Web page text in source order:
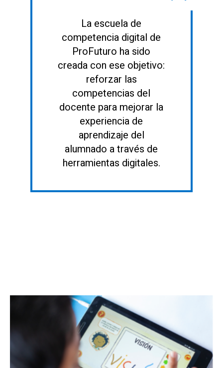
La escuela de
competencia digital de
ProFuturo ha sido
creada con ese objetivo:
reforzar las
competencias del
docente para mejorar la
experiencia de
aprendizaje del
alumnado a través de
herramientas digitales.